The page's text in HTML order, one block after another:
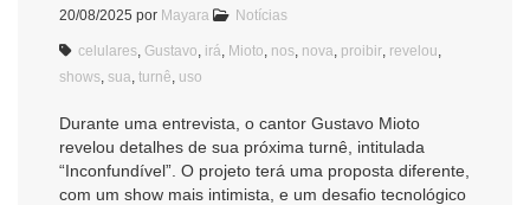
20/08/2025 por Mayara Notícias
celulares Gustavo irá Mioto nos nova proibir revelou
shows sua turnê uso
Durante uma entrevista, o cantor Gustavo Mioto
revelou detalhes de sua próxima turnê, intitulada
“Inconfundível”. O projeto terá uma proposta diferente,
com um show mais intimista, e um desafio tecnológico